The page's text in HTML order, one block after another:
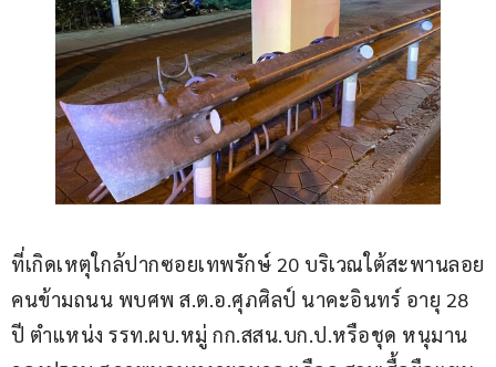
ที่เกิดเหตุใกล้ปากซอยเทพรักษ์ 20 บริเวณใต้สะพานลอย
คนข้ามถนน พบศพ ส.ต.อ.ศุภศิลป์ นาคะอินทร์ อายุ 28
ปี ตำแหน่ง รรท.ผบ.หมู่ กก.สสน.บก.ป.หรือชุด หนุมาน